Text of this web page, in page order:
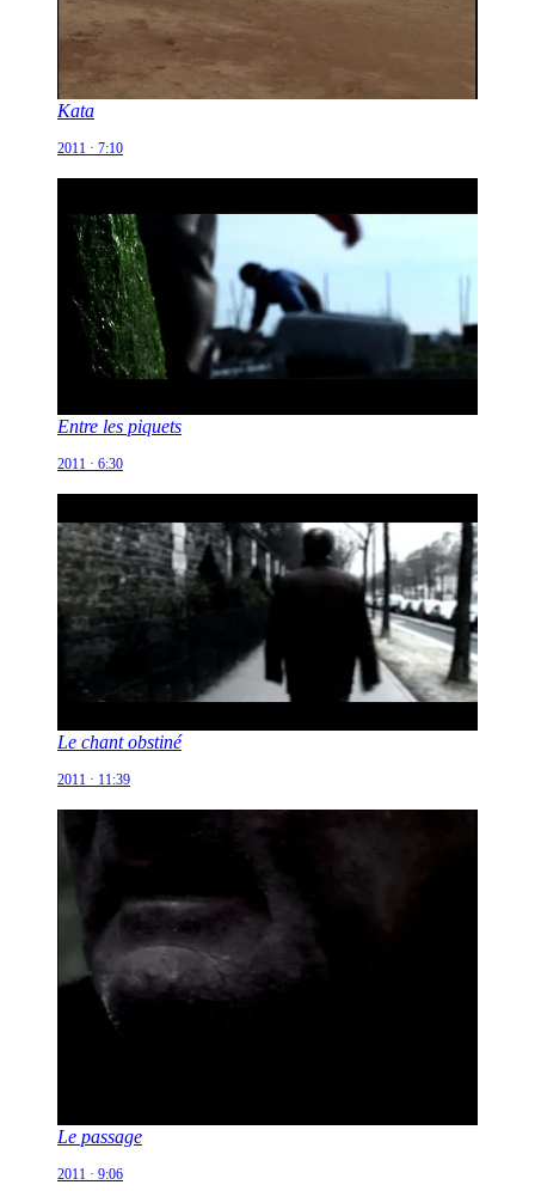
Kata
2011 · 7:10
Entre les piquets
2011 · 6:30
Le chant obstiné
2011 · 11:39
Le passage
2011 · 9:06